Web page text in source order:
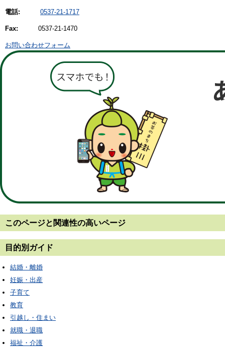
電話: 0537-21-1717
Fax: 0537-21-1470
お問い合わせフォーム
このページと 関連性の高いページ
目的別ガイド
結婚・離婚
妊娠・出産
子育て
教育
引越し・住まい
就職・退職
福祉・介護